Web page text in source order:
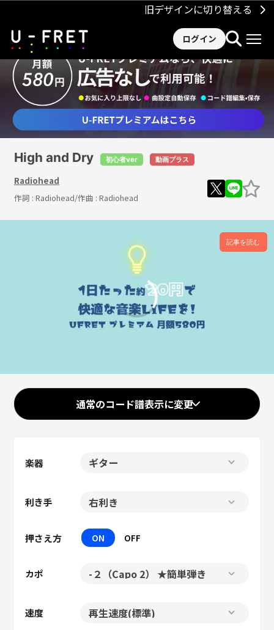
旧デザインに切り替える
ログイン
High and Dry 初心者ver 動画プラス
Radiohead
作詞 : Radiohead/作曲 : Radiohead
記事を読む
通常のコード譜表示に変更
楽器
利き手
押さえ方 ON OFF
カポ
速度